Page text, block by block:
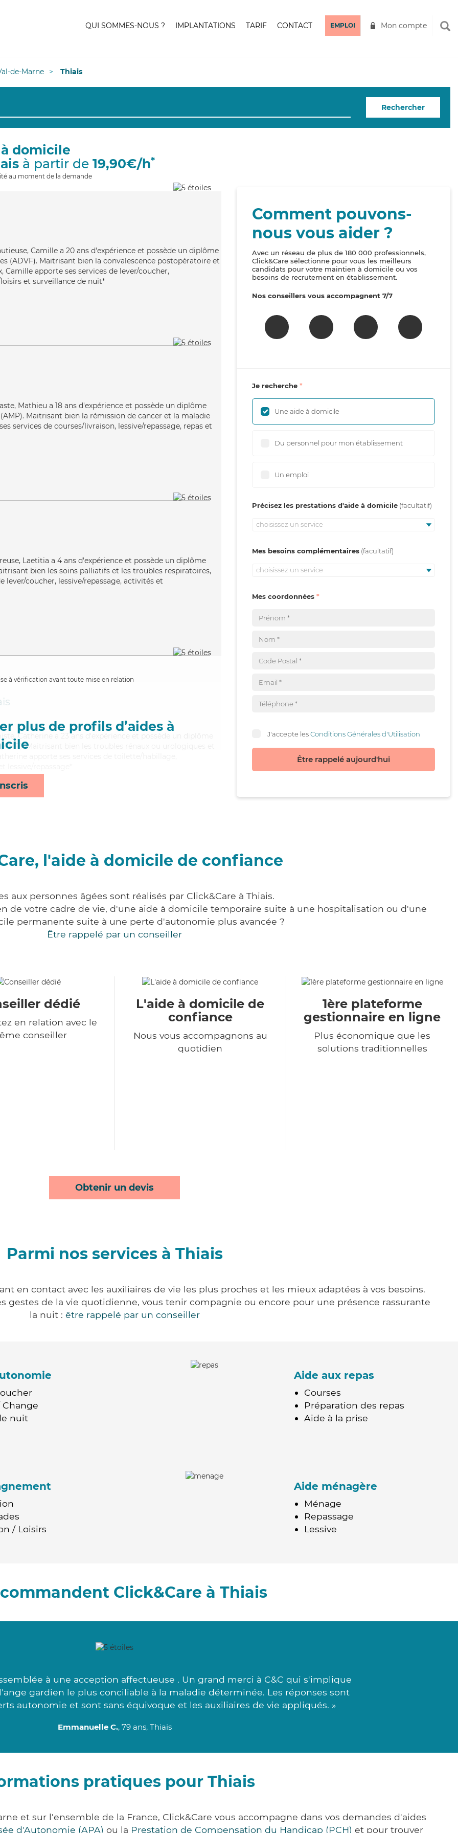
QUI SOMMES-NOUS ? IMPLANTATIONS TARIF CONTACT EMPLOI Mon compte
de-Marne Thiais
Rechercher
à domicile
à partir de 19,90€/h*
au moment de la demande
Camille a 20 ans d'expérience et possède un diplôme
(ADVF). Maitrisant bien la convalescence postopératoire et
apporte ses services de lever/coucher,
et surveillance de nuit*
Mathieu a 18 ans d'expérience et possède un diplôme
Maitrisant bien la rémission de cancer et la maladie
services de courses/livraison, lessive/repassage, repas et
Laetitia a 4 ans d'expérience et possède un diplôme
bien les soins palliatifs et les troubles respiratoires,
lever/coucher, lessive/repassage, activités et
à vérification avant toute mise en relation
plus de profils d’aides à
Catherine a 23 ans d'expérience et possède un diplôme
Maitrisant bien les troubles rénaux ou urologiques et
Comment pouvons-
nous vous aider ?
Avec un réseau de plus de 180 000 professionnels,
Click&Care sélectionne pour vous les meilleurs
candidats pour votre maintien à domicile ou vos
besoins de recrutement en établissement.
Nos conseillers vous accompagnent 7/7
Je recherche
Une aide à domicile
Du personnel pour mon établissement
Un emploi
Précisez les prestations d'aide à domicile
choisissez un service
Mes besoins complémentaires
choisissez un service
Mes coordonnées
J'accepte lesConditions Générales d'Utilisation
Être rappelé aujourd'hui
l'aide à domicile de confiance
aux personnes âgées sont réalisés par Click&Care à Thiais.
de votre cadre de vie, d'une aide à domicile temporaire suite à une hospitalisation ou d'une
permanente suite à une perte d'autonomie plus avancée ?
Être rappelé par un conseiller
dédié
en relation avec le
conseiller
L'aide à domicile de
confiance
Nous vous accompagnons au
quotidien
1ère plateforme
gestionnaire en ligne
Plus économique que les
solutions traditionnelles
Obtenir un devis
Parmi nos services à Thiais
en contact avec les auxiliaires de vie les plus proches et les mieux adaptées à vos besoins.
gestes de la vie quotidienne, vous tenir compagnie ou encore pour une présence rassurante
la nuit : être rappelé par un conseiller
nuit
Aide aux repas
Courses
Préparation des repas
Aide à la prise
/ Loisirs
Aide ménagère
Ménage
Repassage
Lessive
Click&Care à Thiais
à une acception affectueuse . Un grand merci à C&C qui s'implique
gardien le plus conciliable à la maladie déterminée. Les réponses sont
autonomie et sont sans équivoque et les auxiliaires de vie appliqués. »
Emmanuelle C., 79 ans, Thiais
pratiques pour Thiais
et sur l'ensemble de la France, Click&Care vous accompagne dans vos demandes d'aides
d'Autonomie (APA) ou la Prestation de Compensation du Handicap (PCH) et pour trouver